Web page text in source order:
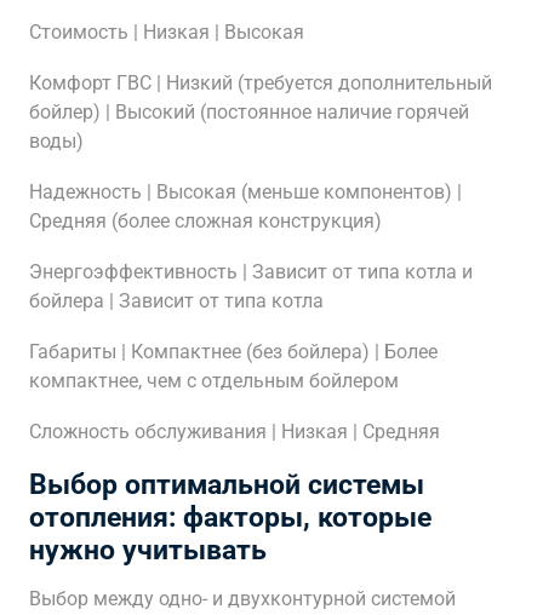
Стоимость | Низкая | Высокая
Комфорт ГВС | Низкий (требуется дополнительный
бойлер) | Высокий (постоянное наличие горячей
воды)
Надежность | Высокая (меньше компонентов) |
Средняя (более сложная конструкция)
Энергоэффективность | Зависит от типа котла и
бойлера | Зависит от типа котла
Габариты | Компактнее (без бойлера) | Более
компактнее, чем с отдельным бойлером
Сложность обслуживания | Низкая | Средняя
Выбор оптимальной системы
отопления: факторы, которые
нужно учитывать
Выбор между одно- и двухконтурной системой